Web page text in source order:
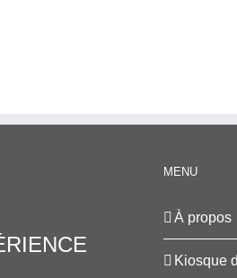
MENU
À propos
Kiosque